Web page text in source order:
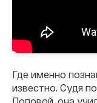
Где именно
известно. Судя